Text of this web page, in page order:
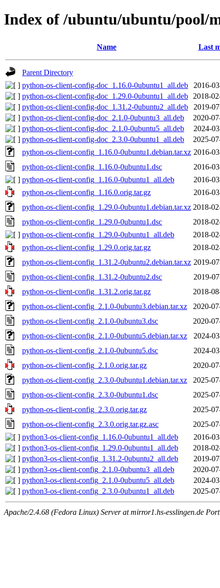
Index of /ubuntu/ubuntu/pool/
Name Last
Parent Directory
python-os-client-config-doc_1.16.0-0ubuntu1_all.deb
2016-
python-os-client-config-doc_1.29.0-0ubuntu1_all.deb
2018-
python-os-client-config-doc_1.31.2-0ubuntu2_all.deb
2019-
python-os-client-config-doc_2.1.0-0ubuntu3_all.deb
2020-
python-os-client-config-doc_2.1.0-0ubuntu5_all.deb
2024-
python-os-client-config-doc_2.3.0-0ubuntu1_all.deb
2025-
python-os-client-config_1.16.0-0ubuntu1.debian.tar.xz 2016-
python-os-client-config_1.16.0-0ubuntu1.dsc
2016-
python-os-client-config_1.16.0-0ubuntu1_all.deb
2016-
python-os-client-config_1.16.0.orig.tar.gz
2016-
python-os-client-config_1.29.0-0ubuntu1.debian.tar.xz 2018-
python-os-client-config_1.29.0-0ubuntu1.dsc
2018-
python-os-client-config_1.29.0-0ubuntu1_all.deb
2018-
python-os-client-config_1.29.0.orig.tar.gz
2018-
python-os-client-config_1.31.2-0ubuntu2.debian.tar.xz 2019-
python-os-client-config_1.31.2-0ubuntu2.dsc
2019-
python-os-client-config_1.31.2.orig.tar.gz
2018-
python-os-client-config_2.1.0-0ubuntu3.debian.tar.xz
2020-
python-os-client-config_2.1.0-0ubuntu3.dsc
2020-
python-os-client-config_2.1.0-0ubuntu5.debian.tar.xz
2024-
python-os-client-config_2.1.0-0ubuntu5.dsc
2024-
python-os-client-config_2.1.0.orig.tar.gz
2020-
python-os-client-config_2.3.0-0ubuntu1.debian.tar.xz
2025-
python-os-client-config_2.3.0-0ubuntu1.dsc
2025-
python-os-client-config_2.3.0.orig.tar.gz
2025-
python-os-client-config_2.3.0.orig.tar.gz.asc
2025-
python3-os-client-config_1.16.0-0ubuntu1_all.deb
2016-
python3-os-client-config_1.29.0-0ubuntu1_all.deb
2018-
python3-os-client-config_1.31.2-0ubuntu2_all.deb
2019-
python3-os-client-config_2.1.0-0ubuntu3_all.deb
2020-
python3-os-client-config_2.1.0-0ubuntu5_all.deb
2024-
python3-os-client-config_2.3.0-0ubuntu1_all.deb
2025-
Apache/2.4.68 (Fedora Linux) Server at mirror1.hs-esslingen.de